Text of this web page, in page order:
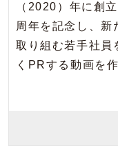
（2020）年に創
周年を記念し、新
取り組む若手社員
くPRする動画を